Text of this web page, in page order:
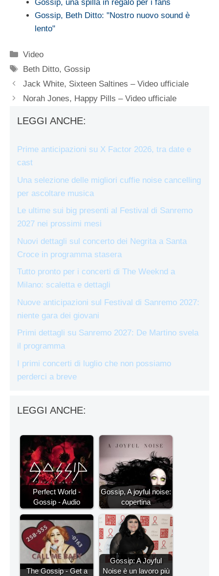
Gossip, una spilla in regalo per i fans
Gossip, Beth Ditto: "Nostro nuovo sound è
lento"
Categorie
Video
Tag
Beth Ditto, Gossip
Jack White, Sixteen Saltines – Video ufficiale
Norah Jones, Happy Pills – Video ufficiale
LEGGI ANCHE:
Prime anticipazioni su X Factor 2026, tra date e
cast
Una selezione delle migliori cuffie noise cancelling
per ascoltare musica
Le ultime sui big presenti al Festival di Sanremo
2027 nei prossimi mesi
Nuovi dettagli sul concerto dei Negrita a Santa
Croce in programma stasera
Tutto pronto per i concerti di The Weeknd a
Milano: scaletta e dettagli
Nuove anticipazioni sul Festival di Sanremo 2027:
niente gara dei giovani
Primi dettagli su Sanremo 2027: De Martino svela
il programma
I primi concerti di luglio che non possiamo
perderci a breve
LEGGI ANCHE:
Perfect World -
Gossip - Audio
Gossip, A joyful noise:
copertina
The Gossip - Get a
Gossip: A Joyful
Noise è un lavoro più